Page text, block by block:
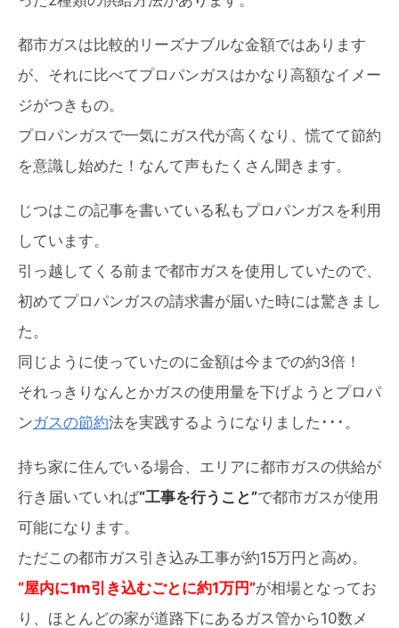
都市ガスは比較的リーズナブルな金額ではあります
が、それに比べてプロパンガスはかなり高額なイメー
ジがつきもの。
プロパンガスで一気にガス代が高くなり、慌てて節約
を意識し始めた！なんて声もたくさん聞きます。
じつはこの記事を書いている私もプロパンガスを利用
しています。
引っ越してくる前まで都市ガスを使用していたので、
初めてプロパンガスの請求書が届いた時には驚きまし
た。
同じように使っていたのに金額は今までの約3倍！
それっきりなんとかガスの使用量を下げようとプロパ
ンガスの節約法を実践するようになりました･･･。
持ち家に住んでいる場合、エリアに都市ガスの供給が
行き届いていれば“工事を行うこと”で都市ガスが使用
可能になります。
ただこの都市ガス引き込み工事が約15万円と高め。
“屋内に1m引き込むごとに約1万円”が相場となってお
り、ほとんどの家が道路下にあるガス管から10数メ